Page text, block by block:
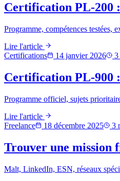
Certification PL-200
Programme, compétences
Lire l'article
Certifications
14 janvier 2026 3
Certification PL-900
Programme officiel, sujets
Lire l'article
Freelance
18 décembre 2025 3
Trouver une mission
Malt, LinkedIn, ESN, réseaux